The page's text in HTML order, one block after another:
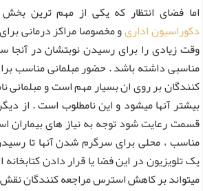
اما فضای انتظار که یکی از مهم ترین
دکوراسیون اداریو مخصوصا مراکز درمانی
وقت زیادی را برای رسیدن نوبتشان در آنجا
مناسبی داشته باشد . حضور مبلمانی مناسب
کنندگان بر روی ان بسیار مهم است و
بیشتر آنها میشود و این نامطلوب است . از
قسمت رعایت شود توجه به نیاز های بیماران
مناسب ، محلی برای سرگرم شدن آنها تا
یک تلویزیون در این فضا یا قرار دادن
میتواند بر کاهش استرس مراجعه کنندگان